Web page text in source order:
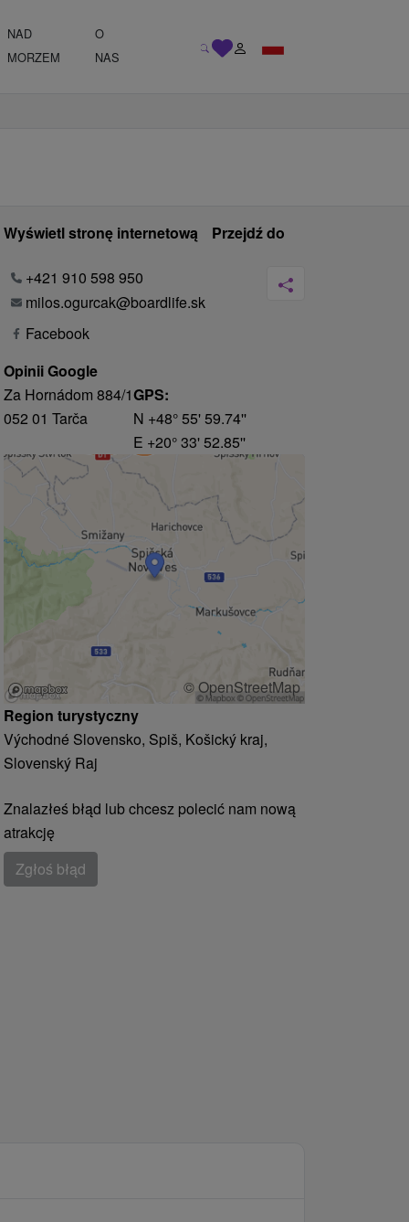
NAD
MORZEM
O
NAS
Wyświetl stronę internetową Przejdź do
+421 910 598 950
milos.ogurcak@boardlife.sk
Facebook
Opinii Google
Za Hornádom 884/1
052 01 Tarča
GPS:
N +48° 55' 59.74''
E +20° 33' 52.85''
© OpenStreetMap
Region turystyczny
Východné Slovensko, Spiš, Košický kraj,
Slovenský Raj
Znalazłeś błąd lub chcesz polecić nam nową
atrakcję
Zgłoś błąd